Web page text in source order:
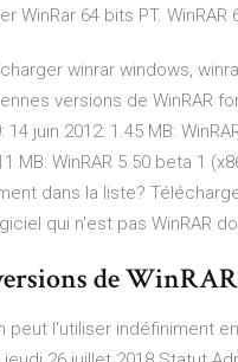
WinRar 64 bits PT.
winrar windows,
versions de WinRAR
juin 2012: 1.45 MB:
MB: WinRAR 5.50 beta 1
dans la liste?
qui n'est pas WinRAR
de
peut l'utiliser indéfiniment